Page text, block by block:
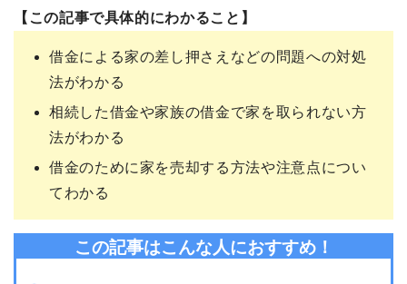
【この記事で具体的にわかること】
借金による家の差し押さえなどの問題への対処
法がわかる
相続した借金や家族の借金で家を取られない方
法がわかる
借金のために家を売却する方法や注意点につい
てわかる
この記事はこんな人におすすめ！